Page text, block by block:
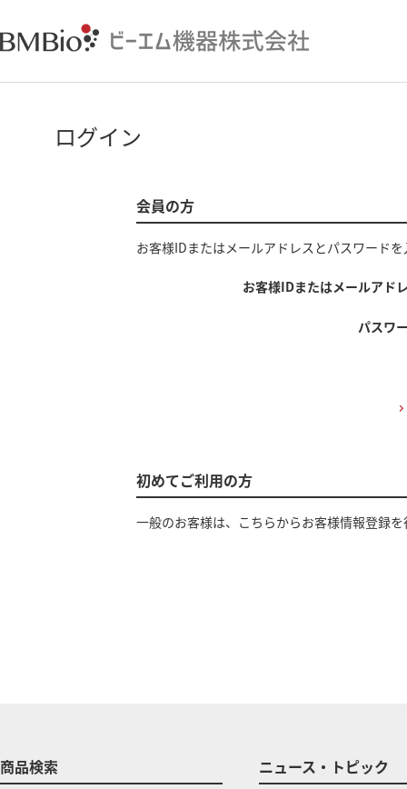
ログイン
会員の方
お客様IDまたはメールアドレス とパスワード
お客様IDまたはメールアド
パスワ
初めてご利用の方
一般のお客様は、こちらからお客様情報登録
商品検索 ニュース・トピック